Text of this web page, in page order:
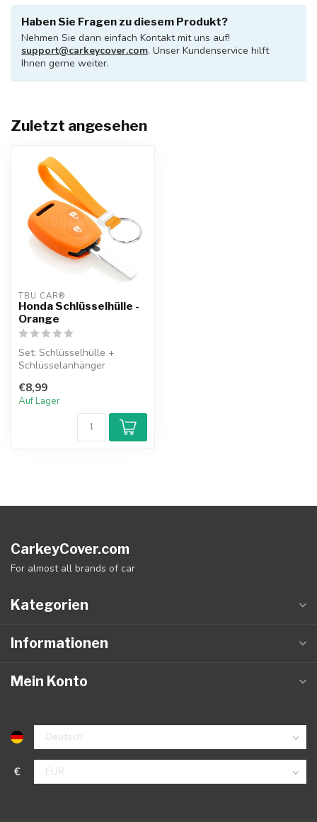
Haben Sie Fragen zu diesem Produkt?
Nehmen Sie dann einfach Kontakt mit uns auf!
support@carkeycover.com. Unser Kundenservice hilft
Ihnen gerne weiter.
Zuletzt angesehen
TBU CAR®
Honda Schlüsselhülle -
Orange
Set: Schlüsselhülle +
Schlüsselanhänger
€8,99
Auf Lager
CarkeyCover.com
For almost all brands of car
Kategorien
Informationen
Mein Konto
€